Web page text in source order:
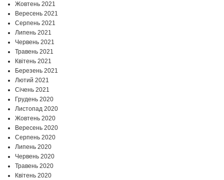
Жовтень 2021
Вересень 2021
Серпень 2021
Липень 2021
Червень 2021
Травень 2021
Квітень 2021
Березень 2021
Лютий 2021
Січень 2021
Грудень 2020
Листопад 2020
Жовтень 2020
Вересень 2020
Серпень 2020
Липень 2020
Червень 2020
Травень 2020
Квітень 2020